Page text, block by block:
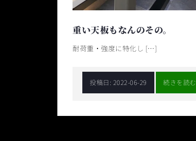
重い天板もなんのその。
耐荷重・強度に特化し […]
投稿日: 2022-06-29 続きを読む